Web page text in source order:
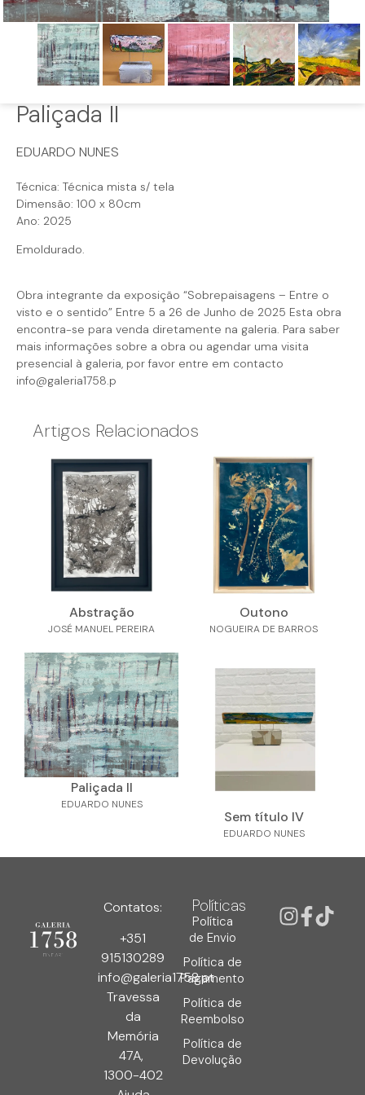
Paliçada II
EDUARDO NUNES
Técnica: Técnica mista s/ tela
Dimensão: 100 x 80cm
Ano: 2025
Emoldurado.
Obra integrante da exposição “Sobrepaisagens – Entre o
visto e o sentido” Entre 5 a 26 de Junho de 2025 Esta obra
encontra-se para venda diretamente na galeria. Para saber
mais informações sobre a obra ou agendar uma visita
presencial à galeria, por favor entre em contacto
info@galeria1758.p
Artigos Relacionados
Abstração
JOSÉ MANUEL PEREIRA
Outono
NOGUEIRA DE BARROS
Paliçada II
EDUARDO NUNES
Sem título IV
EDUARDO NUNES
Contatos:
+351
915130289
info@galeria1758.pt
Travessa
da
Memória
47A,
1300-402
Políticas
Política
de Envio
Política de
Pagamento
Política de
Reembolso
Política de
Devolução